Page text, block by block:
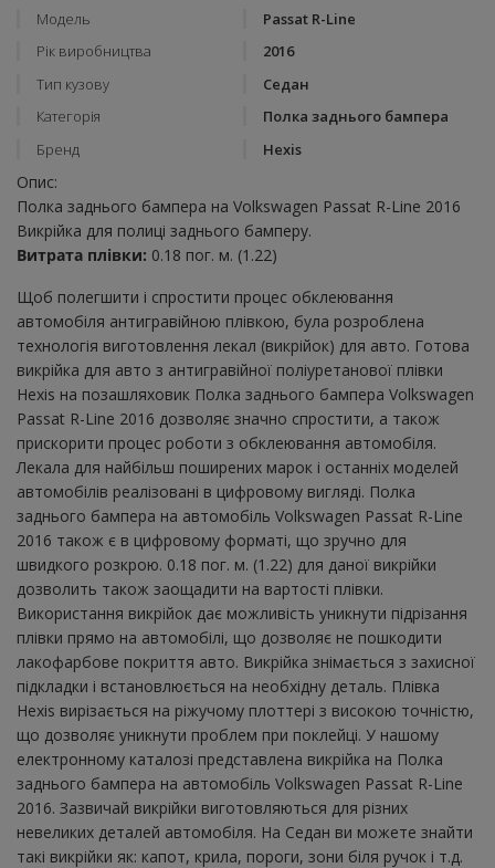
Модель
Passat R-Line
Рік виробництва
2016
Тип кузову
Седан
Категорія
Полка заднього бампера
Бренд
Hexis
Опис:
Полка заднього бампера на Volkswagen Passat R-Line 2016
Викрійка для полиці заднього бамперу.
Витрата плівки: 0.18 пог. м. (1.22)
Щоб полегшити і спростити процес обклеювання
автомобіля антигравійною плівкою, була розроблена
технологія виготовлення лекал (викрійок) для авто. Готова
викрійка для авто з антигравійної поліуретанової плівки
Hexis на позашляховик Полка заднього бампера Volkswagen
Passat R-Line 2016 дозволяє значно спростити, а також
прискорити процес роботи з обклеювання автомобіля.
Лекала для найбільш поширених марок і останніх моделей
автомобілів реалізовані в цифровому вигляді. Полка
заднього бампера на автомобіль Volkswagen Passat R-Line
2016 також є в цифровому форматі, що зручно для
швидкого розкрою. 0.18 пог. м. (1.22) для даної викрійки
дозволить також заощадити на вартості плівки.
Використання викрійок дає можливість уникнути підрізання
плівки прямо на автомобілі, що дозволяє не пошкодити
лакофарбове покриття авто. Викрійка знімається з захисної
підкладки і встановлюється на необхідну деталь. Плівка
Hexis вирізається на ріжучому плоттері з високою точністю,
що дозволяє уникнути проблем при поклейці. У нашому
електронному каталозі представлена ​​викрійка на Полка
заднього бампера на автомобіль Volkswagen Passat R-Line
2016. Зазвичай викрійки виготовляються для різних
невеликих деталей автомобіля. На Седан ви можете знайти
такі викрійки як: капот, крила, пороги, зони біля ручок і т.д.